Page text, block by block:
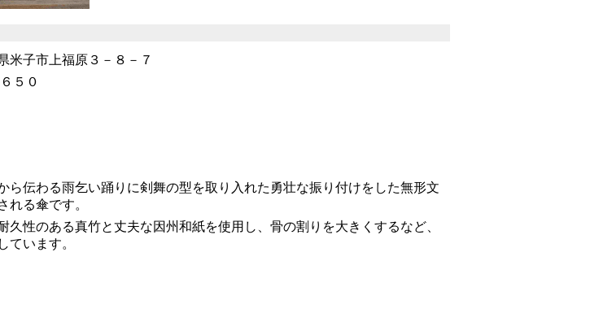
子市上福原３－８－７
５０
ら伝わる雨乞い踊りに剣舞の型を取り入れた勇壮な振り付けをした無形文
れる傘です。
久性のある真竹と丈夫な因州和紙を使用し、骨の割りを大きくするなど、
ています。